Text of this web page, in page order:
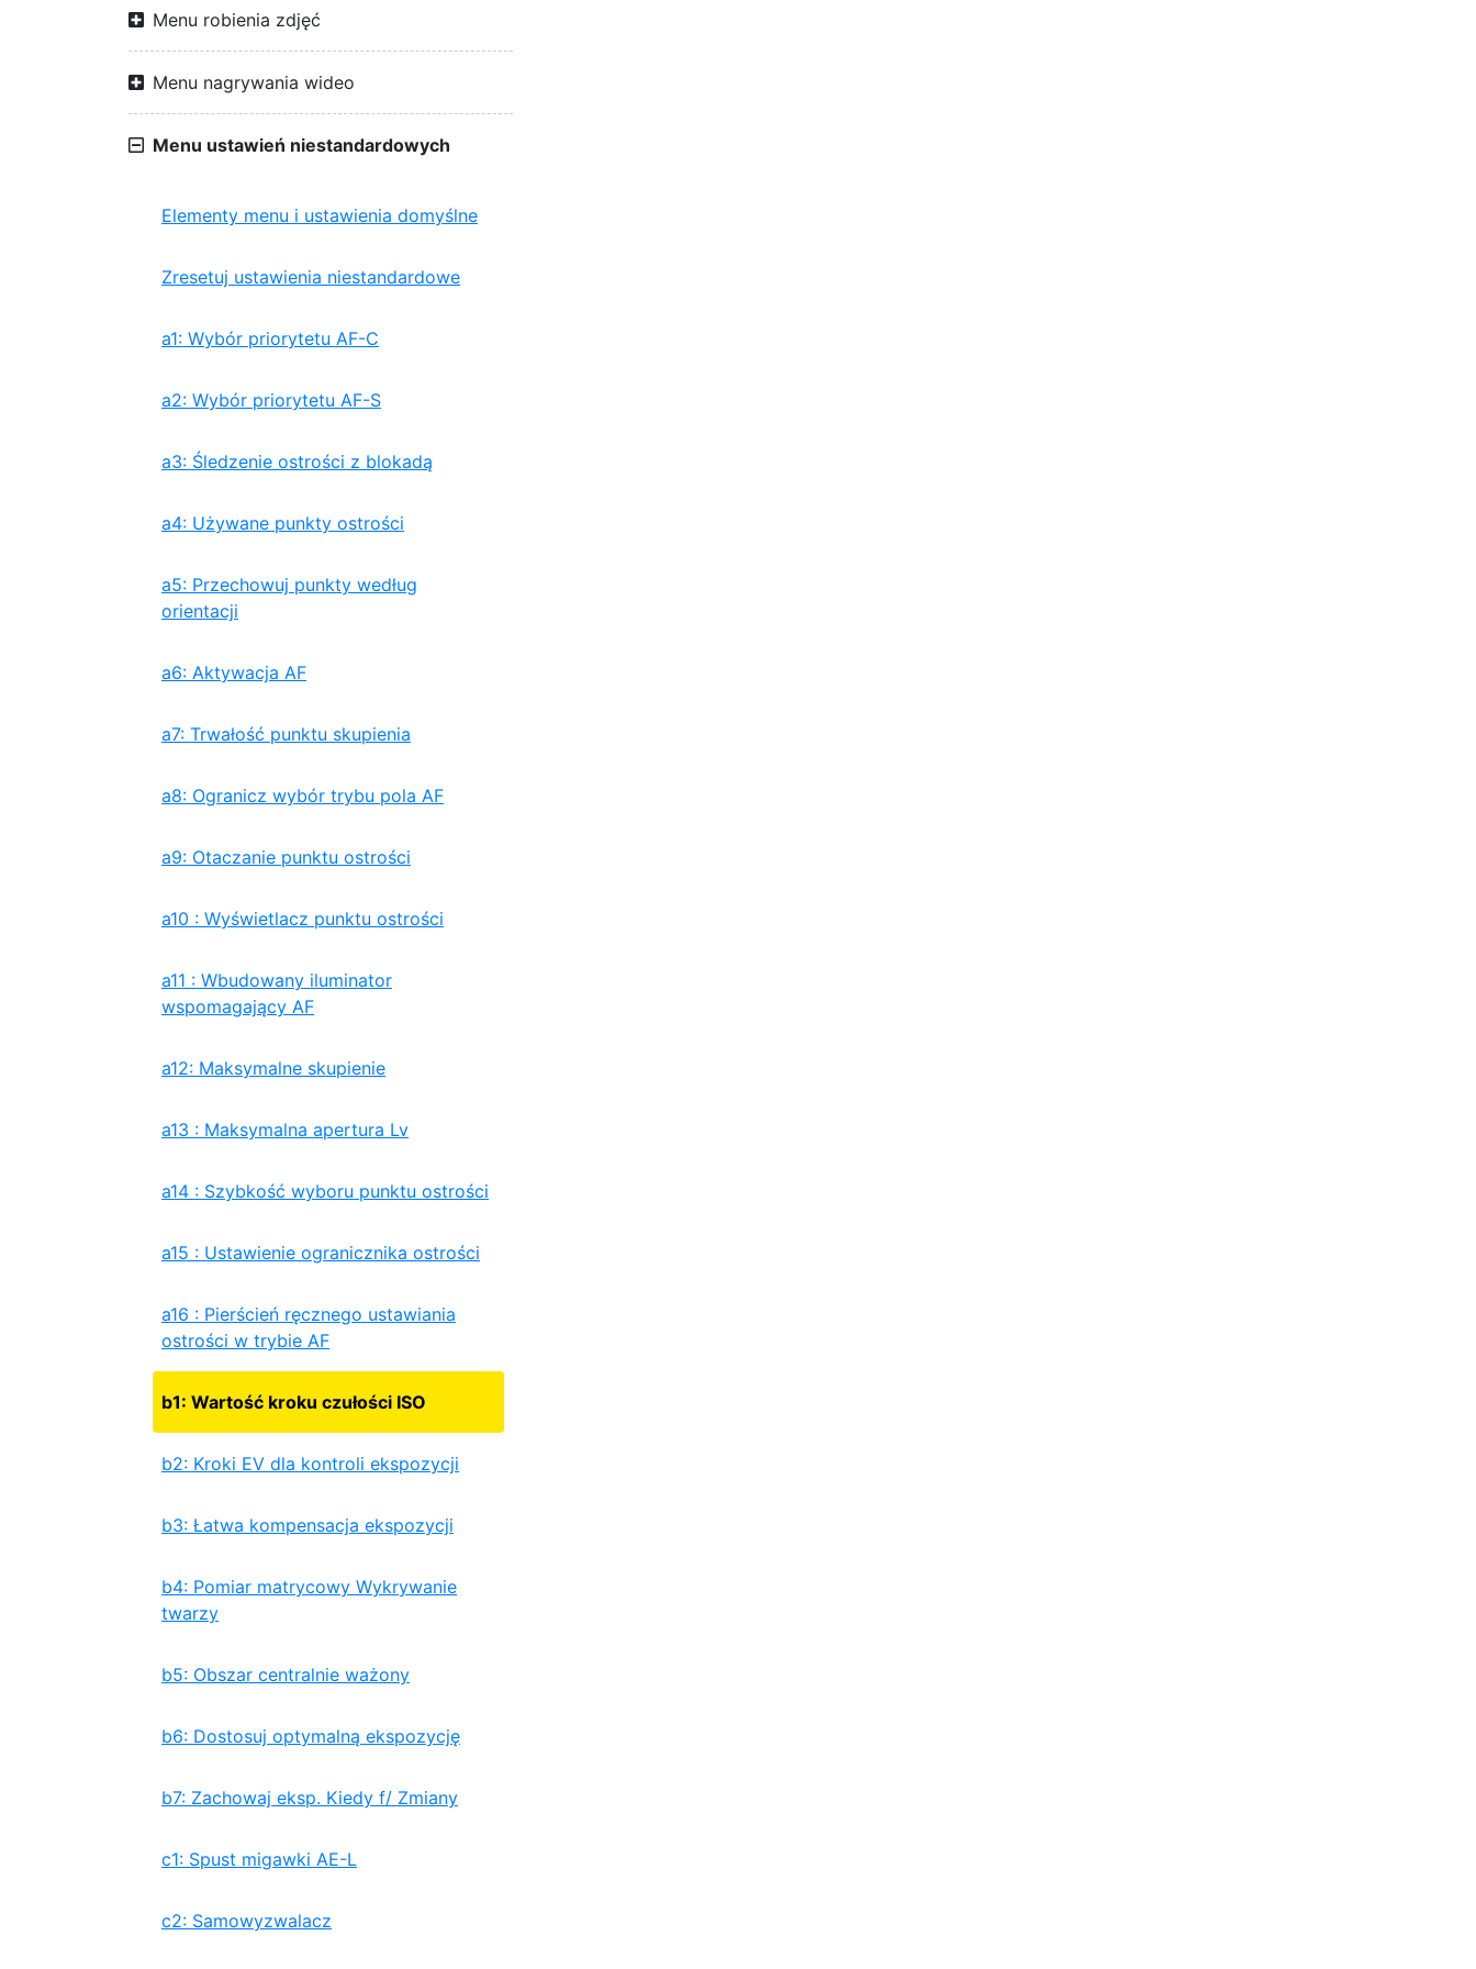
Menu robienia zdjęć
Menu nagrywania wideo
Menu ustawień niestandardowych
Elementy menu i ustawienia domyślne
Zresetuj ustawienia niestandardowe
a1: Wybór priorytetu AF-C
a2: Wybór priorytetu AF-S
a3: Śledzenie ostrości z blokadą
a4: Używane punkty ostrości
a5: Przechowuj punkty według
orientacji
a6: Aktywacja AF
a7: Trwałość punktu skupienia
a8: Ogranicz wybór trybu pola AF
a9: Otaczanie punktu ostrości
a10 : Wyświetlacz punktu ostrości
a11 : Wbudowany iluminator
wspomagający AF
a12: Maksymalne skupienie
a13 : Maksymalna apertura Lv
a14 : Szybkość wyboru punktu ostrości
a15 : Ustawienie ogranicznika ostrości
a16 : Pierścień ręcznego ustawiania
ostrości w trybie AF
b1: Wartość kroku czułości ISO
b2: Kroki EV dla kontroli ekspozycji
b3: Łatwa kompensacja ekspozycji
b4: Pomiar matrycowy Wykrywanie
twarzy
b5: Obszar centralnie ważony
b6: Dostosuj optymalną ekspozycję
b7: Zachowaj eksp. Kiedy f/ Zmiany
c1: Spust migawki AE-L
c2: Samowyzwalacz